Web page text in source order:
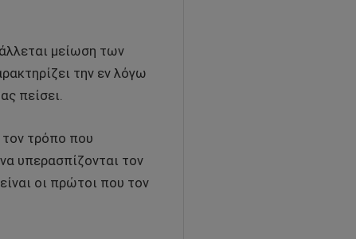
μείωση των
την εν λόγω
πείσει.
τον τρόπο που
υπερασπίζονται τον
οι πρώτοι που τον